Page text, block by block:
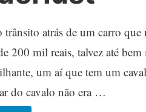
trânsito atrás de um carro
200 mil reais, talvez até
um aí que tem um
do cavalo não era …